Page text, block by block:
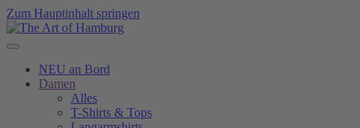
Zum Hauptinhalt springen
NEU an Bord
Damen
Alles
T-Shirts & Tops